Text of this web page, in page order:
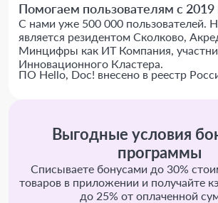
Помогаем пользователям с 2019
С нами уже 500 000 пользователей.
является резидентом Сколково,
Минцифры как ИТ Компания,
Инновационного Кластера.
ПО Hello, Doc! внесено в реестр
Выгодные условия
программы
Списываете бонусами до 30%
товаров в приложении и получайте
до 25% от оплаченной